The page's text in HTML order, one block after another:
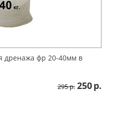
дренажа фр 20-40мм в
295р. 250р.